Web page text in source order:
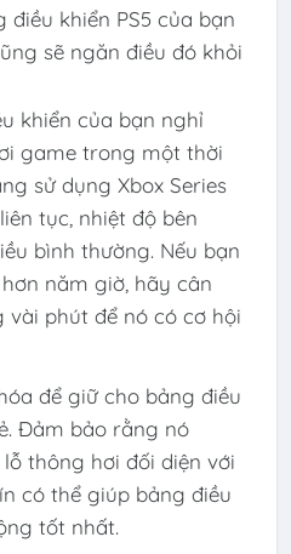
khiển PS5 của bạn
sẽ ngăn điều đó khỏi
khiển của bạn nghỉ
game trong một thời
sử dụng Xbox Series
tục, nhiệt độ bên
bình thường. Nếu bạn
năm giờ, hãy cân
phút để nó có cơ hội
để giữ cho bảng điều
Đảm bảo rằng nó
thông hơi đối diện với
có thể giúp bảng điều
tốt nhất.